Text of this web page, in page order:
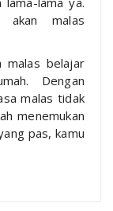
akan malas
malas belajar
Dengan
malas tidak
menemukan
pas, kamu